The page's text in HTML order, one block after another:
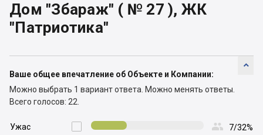
Дом "Збараж" ( № 27 ), ЖК
"Патриотика"

Ваше общее впечатление об Объекте и Компании:
Можно выбрать 1 вариант ответа. Можно менять ответы.
Всего голосов: 22.

Ужас  7/32%